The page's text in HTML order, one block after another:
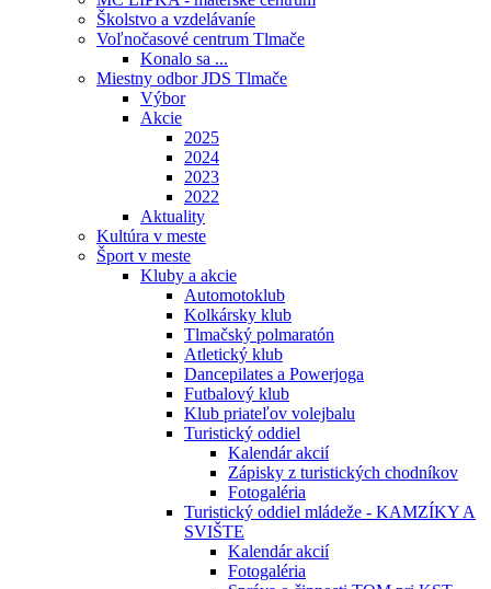
Školstvo a vzdelávaníe
Voľnočasové centrum Tlmače
Konalo sa ...
Miestny odbor JDS Tlmače
Výbor
Akcie
2025
2024
2023
2022
Aktuality
Kultúra v meste
Šport v meste
Kluby a akcie
Automotoklub
Kolkársky klub
Tlmačský polmaratón
Atletický klub
Dancepilates a Powerjoga
Futbalový klub
Klub priateľov volejbalu
Turistický oddiel
Kalendár akcií
Zápisky z turistických chodníkov
Fotogaléria
Turistický oddiel mládeže - KAMZÍKY A
SVIŠTE
Kalendár akcií
Fotogaléria